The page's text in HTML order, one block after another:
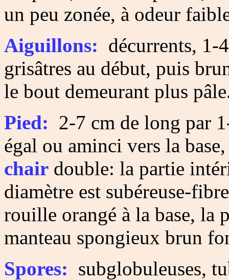
un peu zonée, à odeur
Aiguillons: décurrents, 1-
grisâtres au début, puis
le bout demeurant plus
Pied: 2-7 cm de long par
égal ou aminci vers la
chair double: la partie
diamètre est subéreuse-
rouille orangé à la base, la
manteau spongieux brun
Spores: subglobuleuses,